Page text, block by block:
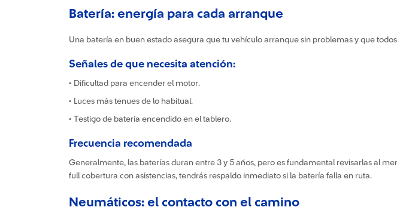
Batería: energía para cada arranque
Una batería en buen estado asegura que tu vehículo arranque sin problemas y que
Señales de que necesita atención:
• Dificultad para encender el motor.
• Luces más tenues de lo habitual.
• Testigo de batería encendido en el tablero.
Frecuencia recomendada
Generalmente, las baterías duran entre 3 y 5 años, pero es fundamental revisarlas al
full cobertura con asistencias, tendrás respaldo inmediato si la batería falla en ruta.
Neumáticos: el contacto con el camino